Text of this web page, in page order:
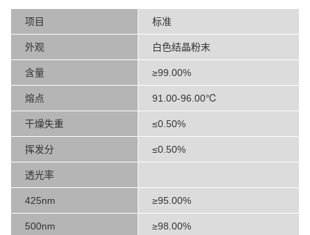
项目 标准
外观 白色结晶粉末
含量 ≥99.00%
熔点 91.00-96.00℃
干燥失重 ≤0.50%
挥发分 ≤0.50%
透光率
425nm ≥95.00%
500nm ≥98.00%